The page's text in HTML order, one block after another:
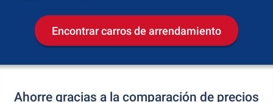
Encontrar carros de arrendamiento
Ahorre gracias a la comparación de precios